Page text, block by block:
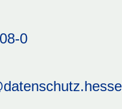
0